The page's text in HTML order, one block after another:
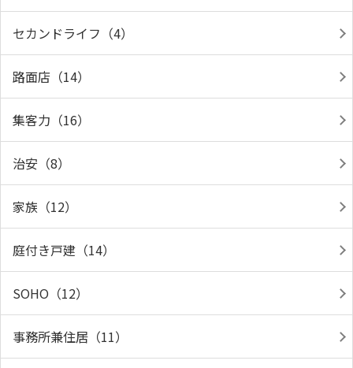
セカンドライフ（4）
路面店（14）
集客力（16）
治安（8）
家族（12）
庭付き戸建（14）
SOHO（12）
事務所兼住居（11）